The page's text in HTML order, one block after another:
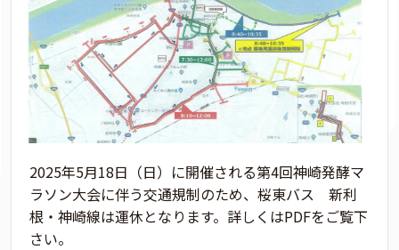
2025年5月18日（日）に開催される第4回神崎発酵マ
ラソン大会に伴う交通規制のため、桜東バス 新利
根・神崎線は運休となります。詳しくはPDFをご覧下
さい。